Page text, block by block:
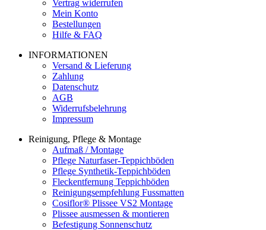
Vertrag widerrufen
Mein Konto
Bestellungen
Hilfe & FAQ
INFORMATIONEN
Versand & Lieferung
Zahlung
Datenschutz
AGB
Widerrufsbelehrung
Impressum
Reinigung, Pflege & Montage
Aufmaß / Montage
Pflege Naturfaser-Teppichböden
Pflege Synthetik-Teppichböden
Fleckentfernung Teppichböden
Reinigungsempfehlung Fussmatten
Cosiflor® Plissee VS2 Montage
Plissee ausmessen & montieren
Befestigung Sonnenschutz